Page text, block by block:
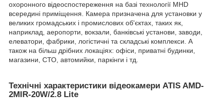
охоронного відеоспостереження на базі технології MHD
всередині приміщення. Камера призначена для установки у
великих громадських і промислових об'єктах, таких як,
наприклад, аеропорти, вокзали, банківські установи, заводи,
елеватори, фабрики, логістичні та складські комплекси. А
також на більш дрібних локаціях: офіси, приватні будинки,
магазини, СТО, автомийки, паркінги і тд.
Технічні характеристики відеокамери ATIS AMD-
2MIR-20W/2.8 Lite